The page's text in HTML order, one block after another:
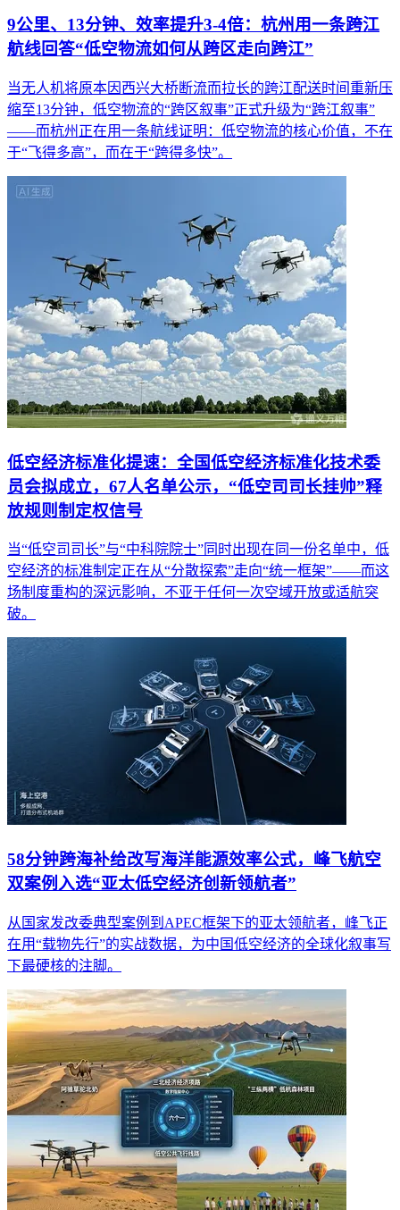
9公里、13分钟、效率提升3-4倍：杭州用一条跨江
航线回答“低空物流如何从跨区走向跨江”
当无人机将原本因西兴大桥断流而拉长的跨江配送时间重新压
缩至13分钟，低空物流的“跨区叙事”正式升级为“跨江叙事”
——而杭州正在用一条航线证明：低空物流的核心价值，不在
于“飞得多高”，而在于“跨得多快”。
低空经济标准化提速：全国低空经济标准化技术委
员会拟成立，67人名单公示，“低空司司长挂帅”释
放规则制定权信号
当“低空司司长”与“中科院院士”同时出现在同一份名单中，低
空经济的标准制定正在从“分散探索”走向“统一框架”——而这
场制度重构的深远影响，不亚于任何一次空域开放或适航突
破。
58分钟跨海补给改写海洋能源效率公式，峰飞航空
双案例入选“亚太低空经济创新领航者”
从国家发改委典型案例到APEC框架下的亚太领航者，峰飞正
在用“载物先行”的实战数据，为中国低空经济的全球化叙事写
下最硬核的注脚。